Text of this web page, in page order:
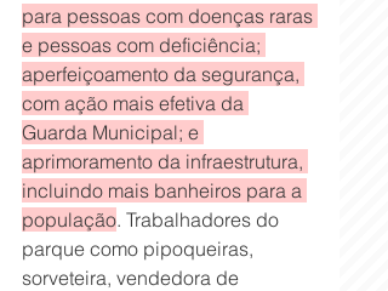
para pessoas com doenças raras
e pessoas com deficiência;
aperfeiçoamento da segurança,
com ação mais efetiva da
Guarda Municipal; e
aprimoramento da infraestrutura,
incluindo mais banheiros para a
população. Trabalhadores do
parque como pipoqueiras,
sorveteira, vendedora de